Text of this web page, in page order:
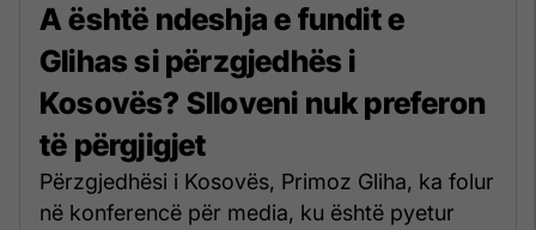
A është ndeshja e fundit e
Glihas si përzgjedhës i
Kosovës? Slloveni nuk preferon
të përgjigjet
Përzgjedhësi i Kosovës, Primoz Gliha, ka folur
në konferencë për media, ku është pyetur